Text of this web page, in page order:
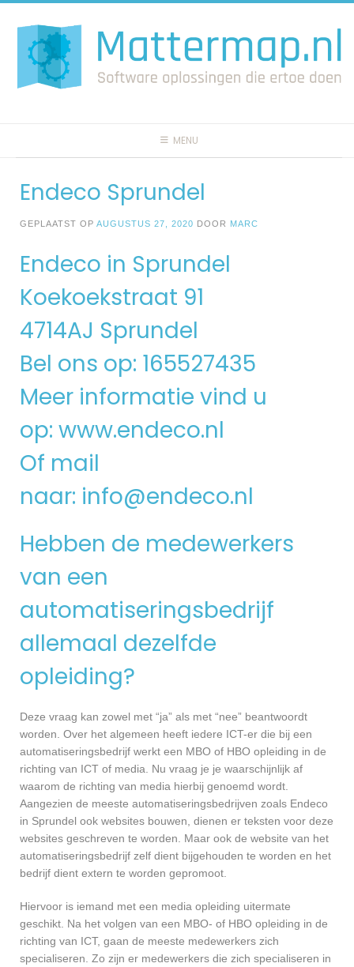
naar
inhoud
MENU
Endeco Sprundel
GEPLAATST OP AUGUSTUS 27, 2020 DOOR MARC
Endeco in Sprundel
Koekoekstraat 91
4714AJ Sprundel
Bel ons op: 165527435
Meer informatie vind u
op: www.endeco.nl
Of mail
naar: info@endeco.nl
Hebben de medewerkers
van een
automatiseringsbedrijf
allemaal dezelfde
opleiding?
Deze vraag kan zowel met “ja” als met “nee” beantwoordt
worden. Over het algemeen heeft iedere ICT-er die bij een
automatiseringsbedrijf werkt een MBO of HBO opleiding in de
richting van ICT of media. Nu vraag je je waarschijnlijk af
waarom de richting van media hierbij genoemd wordt.
Aangezien de meeste automatiseringsbedrijven zoals Endeco
in Sprundel ook websites bouwen, dienen er teksten voor deze
websites geschreven te worden. Maar ook de website van het
automatiseringsbedrijf zelf dient bijgehouden te worden en het
bedrijf dient extern te worden gepromoot.
Hiervoor is iemand met een media opleiding uitermate
geschikt. Na het volgen van een MBO- of HBO opleiding in de
richting van ICT, gaan de meeste medewerkers zich
specialiseren. Zo zijn er medewerkers die zich specialiseren in